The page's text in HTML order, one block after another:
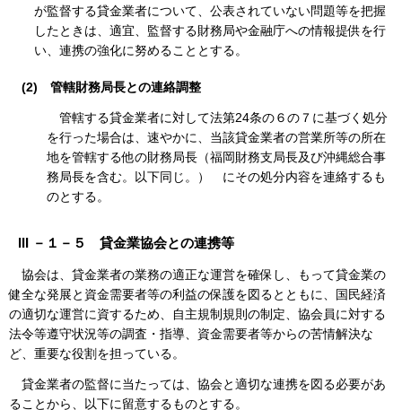
が監督する貸金業者について、公表されていない問題等を把握
したときは、適宜、監督する財務局や金融庁への情報提供を行
い、連携の強化に努めることとする。
(2) 管轄財務局長との連絡調整
管轄する貸金業者に対して法第24条の６の７に基づく処分
を行った場合は、速やかに、当該貸金業者の営業所等の所在
地を管轄する他の財務局長 （福岡財務支局長及び沖縄総合事
務局長を含む。以下同じ。）
にその処分内容を連絡するも
のとする。
III －１－５ 貸金業協会との連携等
協会は、貸金業者の業務の適正な運営を確保し、もって貸金業の
健全な発展と資金需要者等の利益の保護を図るとともに、国民経済
の適切な運営に資するため、自主規制規則の制定、協会員に対する
法令等遵守状況等の調査・指導、資金需要者等からの苦情解決な
ど、重要な役割を担っている。
貸金業者の監督に当たっては、協会と適切な連携を図る必要があ
ることから、以下に留意するものとする。